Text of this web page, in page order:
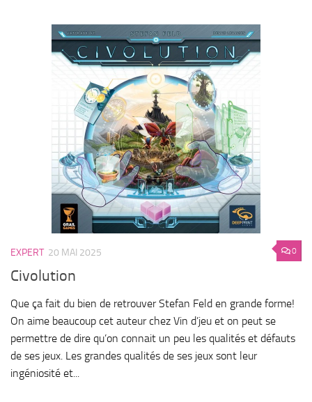
0
EXPERT 20 MAI 2025
Civolution
Que ça fait du bien de retrouver Stefan Feld en grande forme!
On aime beaucoup cet auteur chez Vin d’jeu et on peut se
permettre de dire qu’on connait un peu les qualités et défauts
de ses jeux. Les grandes qualités de ses jeux sont leur
ingéniosité et...